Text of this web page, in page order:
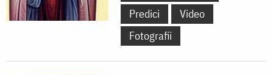
Predici
Video
Fotografii